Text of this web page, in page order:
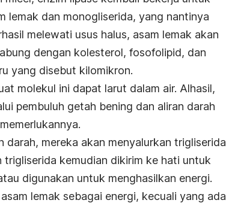
lemak dan monogliserida, yang nantinya
melewati usus halus, asam lemak akan
dengan kolesterol, fosofolipid, dan
yang disebut kilomikron.
molekul ini dapat larut dalam air. Alhasil,
pembuluh getah bening dan aliran darah
darah, mereka akan menyalurkan trigliserida
trigliserida kemudian dikirim ke hati untuk
digunakan untuk menghasilkan energi.
lemak sebagai energi, kecuali yang ada